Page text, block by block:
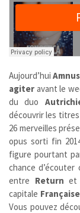
Aujourd’hui
agiter avant le
du duo
découvrir les titres
26 merveilles
opus sorti fin
figure pourtant
chance
entre Return et
capitale Française
Vous pouvez